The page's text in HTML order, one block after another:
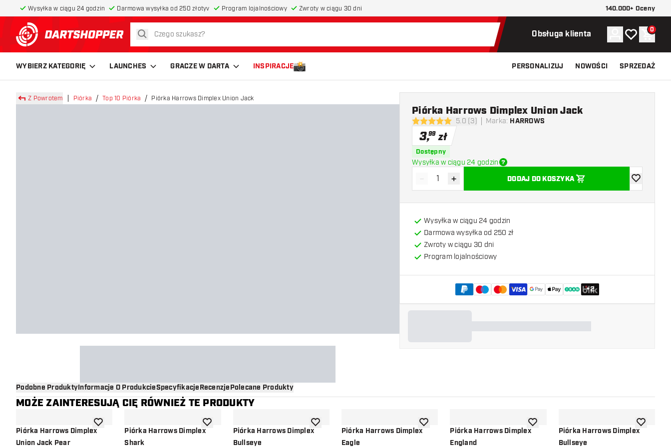
Wysyłka w ciągu 24 godzin Darmowa wysyłka od 250 złotyv Program lojalnościowy Zwroty w ciągu 30 dni 140.000+ Oceny
powrót do strony głównej
szukaj Obsługa klienta Konto
Moja listaKoszyk
0
WYBIERZ KATEGORIĘ LAUNCHES GRACZE W DARTA INSPIRACJE PERSONALIZUJ NOWOŚCI SPRZEDAŻ
Z Powrotem Piórka Top 10 Piórka Piórka Harrows Dimplex Union Jack
5 gwiazdki oceny5.0 (3) Marka: HARROWS
Piórka Harrows Dimplex Union Jack
3,99 zł
Dostępny
Wysyłka w ciągu 24 godzin
Zmniejsz ilość
- Zwiększ ilość
+ DODAJ DO KOSZYKA
dodaj do
Wysyłka w ciągu 24 godzin
Darmowa wysyłka od 250 zł
Zwroty w ciągu 30 dni
Program lojalnościowy
+2
Podobne ProduktyInformacje O ProdukcieSpecyfikacjeRecenzjePolecane Produkty
MOŻE ZAINTERESUJĄ CIĘ RÓWNIEŻ TE PRODUKTY
Piórka Harrows Dimplex
Union Jack Pear
dodaj do listy życzeńPiórka Harrows Dimplex
Shark
dodaj do listy życzeńPiórka Harrows Dimplex
Bullseye
dodaj do listy życzeńPiórka Harrows Dimplex
Eagle
dodaj do listy życzeńPiórka Harrows Dimplex
England
dodaj do listy życzeńPiórka Harrows Dimplex
Bullseye
dodaj do